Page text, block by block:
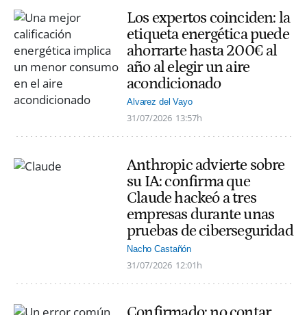
Los expertos coinciden: la
etiqueta energética puede
ahorrarte hasta 200€ al
año al elegir un aire
acondicionado
Alvarez del Vayo
31/07/2026 13:57h
Anthropic advierte sobre
su IA: confirma que
Claude hackeó a tres
empresas durante unas
pruebas de ciberseguridad
Nacho Castañón
31/07/2026 12:01h